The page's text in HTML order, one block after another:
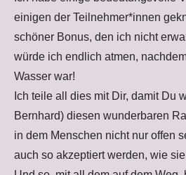
einigen der Teilnehmer*innen
schöner Bonus, den ich nicht
würde ich endlich atmen,
Wasser war!
Ich teile all dies mit Dir, damit Du
Bernhard) diesen wunderbaren
in dem Menschen nicht nur offen
auch so akzeptiert werden, wie